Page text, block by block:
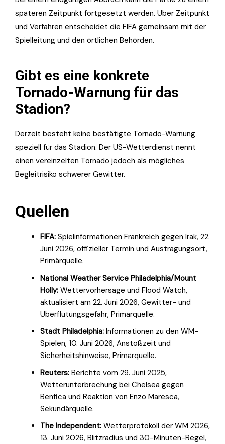
späteren Zeitpunkt fortgesetzt werden. Über Zeitpunkt
und Verfahren entscheidet die FIFA gemeinsam mit der
Spielleitung und den örtlichen Behörden.
Gibt es eine konkrete
Tornado-Warnung für das
Stadion?
Derzeit besteht keine bestätigte Tornado-Warnung
speziell für das Stadion. Der US-Wetterdienst nennt
einen vereinzelten Tornado jedoch als mögliches
Begleitrisiko schwerer Gewitter.
Quellen
FIFA: Spielinformationen Frankreich gegen Irak, 22.
Juni 2026, offizieller Termin und Austragungsort,
Primärquelle.
National Weather Service Philadelphia/Mount
Holly: Wettervorhersage und Flood Watch,
aktualisiert am 22. Juni 2026, Gewitter- und
Überflutungsgefahr, Primärquelle.
Stadt Philadelphia: Informationen zu den WM-
Spielen, 10. Juni 2026, Anstoßzeit und
Sicherheitshinweise, Primärquelle.
Reuters: Berichte vom 29. Juni 2025,
Wetterunterbrechung bei Chelsea gegen
Benfica und Reaktion von Enzo Maresca,
Sekundärquelle.
The Independent: Wetterprotokoll der WM 2026,
13. Juni 2026, Blitzradius und 30-Minuten-Regel,